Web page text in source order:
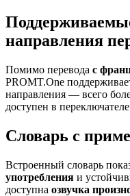
направления
Помимо перевода с
PROMT.One
направления — всего
доступен в
Словарь с
Встроенный словарь
употребления и
доступна озвучка